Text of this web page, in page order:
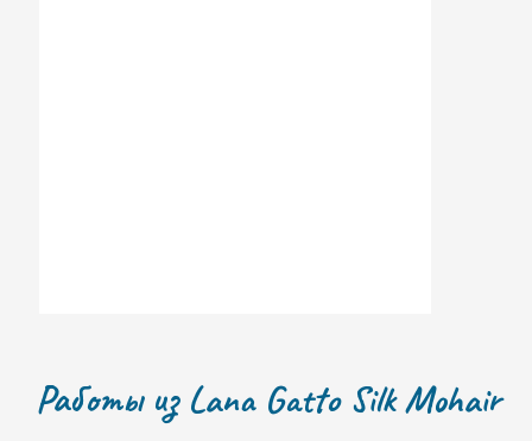
Работы из Lana Gatto Silk Mohair